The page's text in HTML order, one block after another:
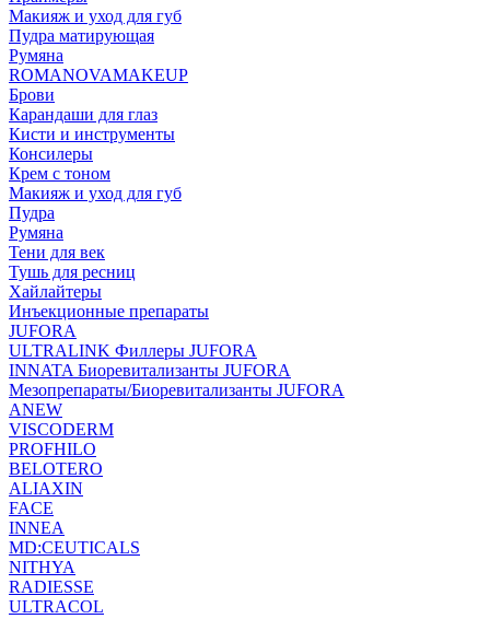
Макияж и уход для губ
Пудра матирующая
Румяна
ROMANOVAMAKEUP
Брови
Карандаши для глаз
Кисти и инструменты
Консилеры
Крем с тоном
Макияж и уход для губ
Пудра
Румяна
Тени для век
Тушь для ресниц
Хайлайтеры
Инъекционные препараты
JUFORA
ULTRALINK Филлеры JUFORA
INNATA Биоревитализанты JUFORA
Мезопрепараты/Биоревитализанты JUFORA
ANEW
VISCODERM
PROFHILO
BELOTERO
ALIAXIN
FACE
INNEA
MD:CEUTICALS
NITHYA
RADIESSE
ULTRACOL